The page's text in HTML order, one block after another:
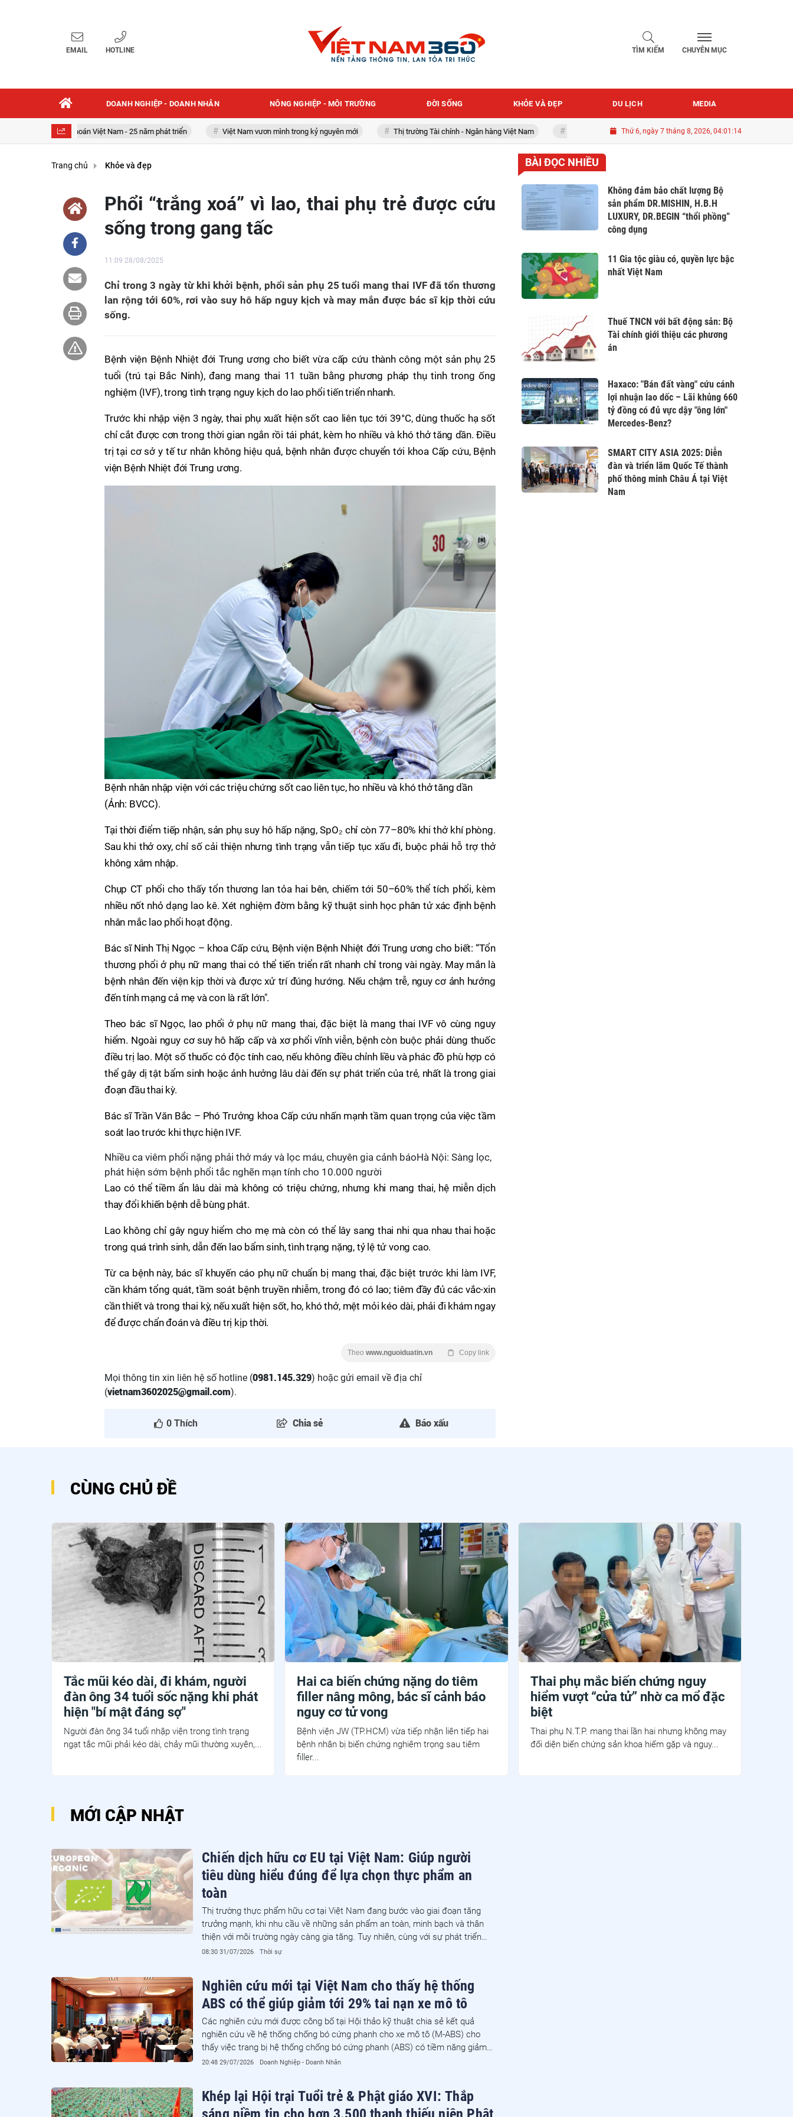
EMAIL HOTLINE TÌM KIẾM CHUYÊN MỤC
DOANH NGHIỆP - DOANH NHÂN NÔNG NGHIỆP - MÔI TRƯỜNG ĐỜI SỐNG KHỎE VÀ ĐẸP DU LỊCH MEDIA
Chứng khoán Việt Nam - 25 năm phát triển Việt Nam vươn mình trong kỷ nguyên mới Thị trường Tài chính - Ngân hàng Việt Nam Quốc khánh 2-9 Thứ 6, ngày 7 tháng 8, 2026, 04:01:16
Trang chủ Khỏe và đẹp
Phổi “trắng xoá” vì lao, thai phụ trẻ được cứu
sống trong gang tấc
11:09 28/08/2025
Chỉ trong 3 ngày từ khi khởi bệnh, phổi sản phụ 25 tuổi mang thai IVF đã tổn thương
lan rộng tới 60%, rơi vào suy hô hấp nguy kịch và may mắn được bác sĩ kịp thời cứu
sống.
Bệnh viện Bệnh Nhiệt đới Trung ương cho biết vừa cấp cứu thành công một sản phụ 25
tuổi (trú tại Bắc Ninh), đang mang thai 11 tuần bằng phương pháp thụ tinh trong ống
nghiệm (IVF), trong tình trạng nguy kịch do lao phổi tiến triển nhanh.
Trước khi nhập viện 3 ngày, thai phụ xuất hiện sốt cao liên tục tới 39°C, dùng thuốc hạ sốt
chỉ cắt được cơn trong thời gian ngắn rồi tái phát, kèm ho nhiều và khó thở tăng dần. Điều
trị tại cơ sở y tế tư nhân không hiệu quả, bệnh nhân được chuyển tới khoa Cấp cứu, Bệnh
viện Bệnh Nhiệt đới Trung ương.
Bệnh nhân nhập viện với các triệu chứng sốt cao liên tục, ho nhiều và khó thở tăng dần
(Ảnh: BVCC).
Tại thời điểm tiếp nhận, sản phụ suy hô hấp nặng, SpO₂ chỉ còn 77–80% khi thở khí phòng.
Sau khi thở oxy, chỉ số cải thiện nhưng tình trạng vẫn tiếp tục xấu đi, buộc phải hỗ trợ thở
không xâm nhập.
Chụp CT phổi cho thấy tổn thương lan tỏa hai bên, chiếm tới 50–60% thể tích phổi, kèm
nhiều nốt nhỏ dạng lao kê. Xét nghiệm đờm bằng kỹ thuật sinh học phân tử xác định bệnh
nhân mắc lao phổi hoạt động.
Bác sĩ Ninh Thị Ngọc – khoa Cấp cứu, Bệnh viện Bệnh Nhiệt đới Trung ương cho biết: “Tổn
thương phổi ở phụ nữ mang thai có thể tiến triển rất nhanh chỉ trong vài ngày. May mắn là
bệnh nhân đến viện kịp thời và được xử trí đúng hướng. Nếu chậm trễ, nguy cơ ảnh hưởng
đến tính mạng cả mẹ và con là rất lớn".
Theo bác sĩ Ngọc, lao phổi ở phụ nữ mang thai, đặc biệt là mang thai IVF vô cùng nguy
hiểm. Ngoài nguy cơ suy hô hấp cấp và xơ phổi vĩnh viễn, bệnh còn buộc phải dùng thuốc
điều trị lao. Một số thuốc có độc tính cao, nếu không điều chỉnh liều và phác đồ phù hợp có
thể gây dị tật bẩm sinh hoặc ảnh hưởng lâu dài đến sự phát triển của trẻ, nhất là trong giai
đoạn đầu thai kỳ.
Bác sĩ Trần Văn Bắc – Phó Trưởng khoa Cấp cứu nhấn mạnh tầm quan trọng của việc tầm
soát lao trước khi thực hiện IVF.
Nhiều ca viêm phổi nặng phải thở máy và lọc máu, chuyên gia cảnh báoHà Nội: Sàng lọc,
phát hiện sớm bệnh phổi tắc nghẽn mạn tính cho 10.000 người
Lao có thể tiềm ẩn lâu dài mà không có triệu chứng, nhưng khi mang thai, hệ miễn dịch
thay đổi khiến bệnh dễ bùng phát.
Lao không chỉ gây nguy hiểm cho mẹ mà còn có thể lây sang thai nhi qua nhau thai hoặc
trong quá trình sinh, dẫn đến lao bẩm sinh, tình trạng nặng, tỷ lệ tử vong cao.
Từ ca bệnh này, bác sĩ khuyến cáo phụ nữ chuẩn bị mang thai, đặc biệt trước khi làm IVF,
cần khám tổng quát, tầm soát bệnh truyền nhiễm, trong đó có lao; tiêm đầy đủ các vắc-xin
cần thiết và trong thai kỳ, nếu xuất hiện sốt, ho, khó thở, mệt mỏi kéo dài, phải đi khám ngay
để được chẩn đoán và điều trị kịp thời.
Theo www.nguoiduatin.vn Copy link
Mọi thông tin xin liên hệ số hotline (0981.145.329) hoặc gửi email về địa chỉ
(vietnam3602025@gmail.com).
0 Thích Chia sẻ Báo xấu
BÀI ĐỌC NHIỀU
Không đảm bảo chất lượng Bộ
sản phẩm DR.MISHIN, H.B.H
LUXURY, DR.BEGIN “thổi phồng”
công dụng
11 Gia tộc giàu có, quyền lực bậc
nhất Việt Nam
Thuế TNCN với bất động sản: Bộ
Tài chính giới thiệu các phương
án
Haxaco: "Bán đất vàng" cứu cánh
lợi nhuận lao dốc – Lãi khủng 660
tỷ đồng có đủ vực dậy "ông lớn"
Mercedes-Benz?
SMART CITY ASIA 2025: Diễn
đàn và triển lãm Quốc Tế thành
phố thông minh Châu Á tại Việt
Nam
CÙNG CHỦ ĐỀ
Tắc mũi kéo dài, đi khám, người
đàn ông 34 tuổi sốc nặng khi phát
hiện "bí mật đáng sợ"
Người đàn ông 34 tuổi nhập viện trong tình trạng
ngạt tắc mũi phải kéo dài, chảy mũi thường xuyên,...
Hai ca biến chứng nặng do tiêm
filler nâng mông, bác sĩ cảnh báo
nguy cơ tử vong
Bệnh viện JW (TP.HCM) vừa tiếp nhận liên tiếp hai
bệnh nhân bị biến chứng nghiêm trọng sau tiêm
filler...
Thai phụ mắc biến chứng nguy
hiểm vượt “cửa tử” nhờ ca mổ đặc
biệt
Thai phụ N.T.P. mang thai lần hai nhưng không may
đối diện biến chứng sản khoa hiếm gặp và nguy...
MỚI CẬP NHẬT
Chiến dịch hữu cơ EU tại Việt Nam: Giúp người
tiêu dùng hiểu đúng để lựa chọn thực phẩm an
toàn
Thị trường thực phẩm hữu cơ tại Việt Nam đang bước vào giai đoạn tăng
trưởng mạnh, khi nhu cầu về những sản phẩm an toàn, minh bạch và thân
thiện với môi trường ngày càng gia tăng. Tuy nhiên, cùng với sự phát triển
của thị trường là không ít băn khoăn của người tiêu dùng trước "ma trận" các
08:30 31/07/2026 Thời sự
Nghiên cứu mới tại Việt Nam cho thấy hệ thống
ABS có thể giúp giảm tới 29% tai nạn xe mô tô
Các nghiên cứu mới được công bố tại Hội thảo kỹ thuật chia sẻ kết quả
nghiên cứu về hệ thống chống bó cứng phanh cho xe mô tô (M-ABS) cho
thấy việc trang bị hệ thống chống bó cứng phanh (ABS) có tiềm năng giảm
từ 22–29% số vụ tai nạn, số người tử vong và bị thương liên quan đến xe mô
20:48 29/07/2026 Doanh Nghiệp - Doanh Nhân
Khép lại Hội trại Tuổi trẻ & Phật giáo XVI: Thắp